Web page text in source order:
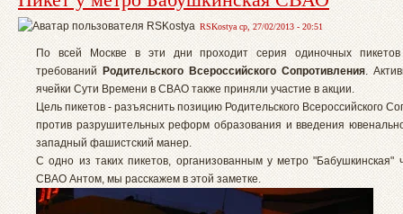
RSKostya ср, 27/02/2013 - 20:51
По всей Москве в эти дни проходит серия одиночных
требований
Родительского Всероссийского Сопротивления.
ячейки Сути Времени в СВАО также приняли участие в акции.
Цель пикетов - разъяснить позицию Родительского Всероссийского
против разрушительных реформ образования и введения
западный фашистский манер.
С одно из таких пикетов, организованным у метро "Бабушкинская"
СВАО Антом, мы расскажем в этой заметке.